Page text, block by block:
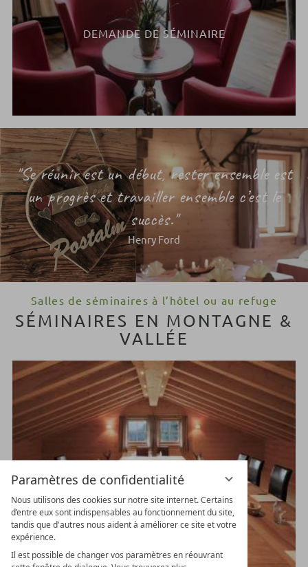
Paramètres de confidentialité
Nous utilisons des cookies sur notre site internet. Certains
d’entre eux sont indispensables au fonctionnement du site,
tandis que d'autres nous aident à améliorer ce site et votre
expérience.
Il est possible de changer vos paramètres en réouvrant
DEMANDE DE SÉMINAIRE
"Se réunir est un début, rester ensemble est
un progrès et travailler ensemble c’est le
succès."
Henry Ford
Salles de séminaires à l’hôtel ou au refuge
SÉMINAIRES EN MONTAGNE &
VALLÉE